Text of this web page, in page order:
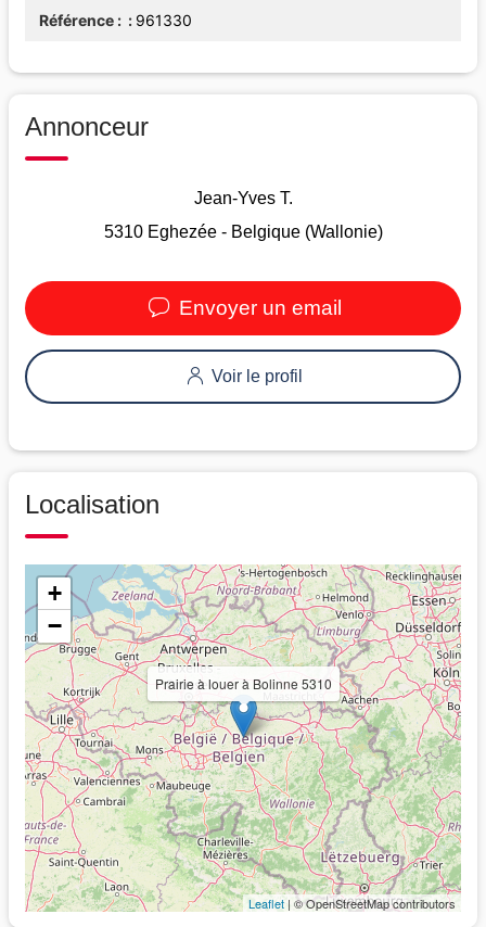
Référence : 961330
Annonceur
Jean-Yves T.
5310 Eghezée - Belgique (Wallonie)
Envoyer un email
Voir le profil
Localisation
Prairie à louer à Bolinne 5310
+
−
Leaflet | © OpenStreetMap contributors